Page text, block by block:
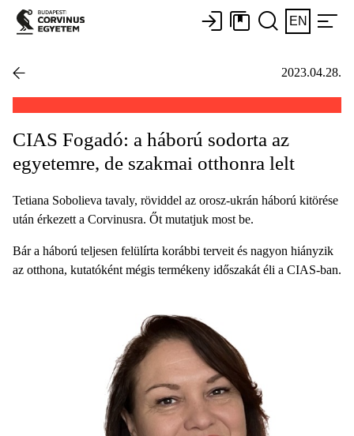
EN
2023.04.28.
CIAS Fogadó: a háború sodorta az
egyetemre, de szakmai otthonra lelt
Tetiana Sobolieva tavaly, röviddel az orosz-ukrán háború kitörése
után érkezett a Corvinusra. Őt mutatjuk most be.
Bár a háború teljesen felülírta korábbi terveit és nagyon hiányzik
az otthona, kutatóként mégis termékeny időszakát éli a CIAS-ban.